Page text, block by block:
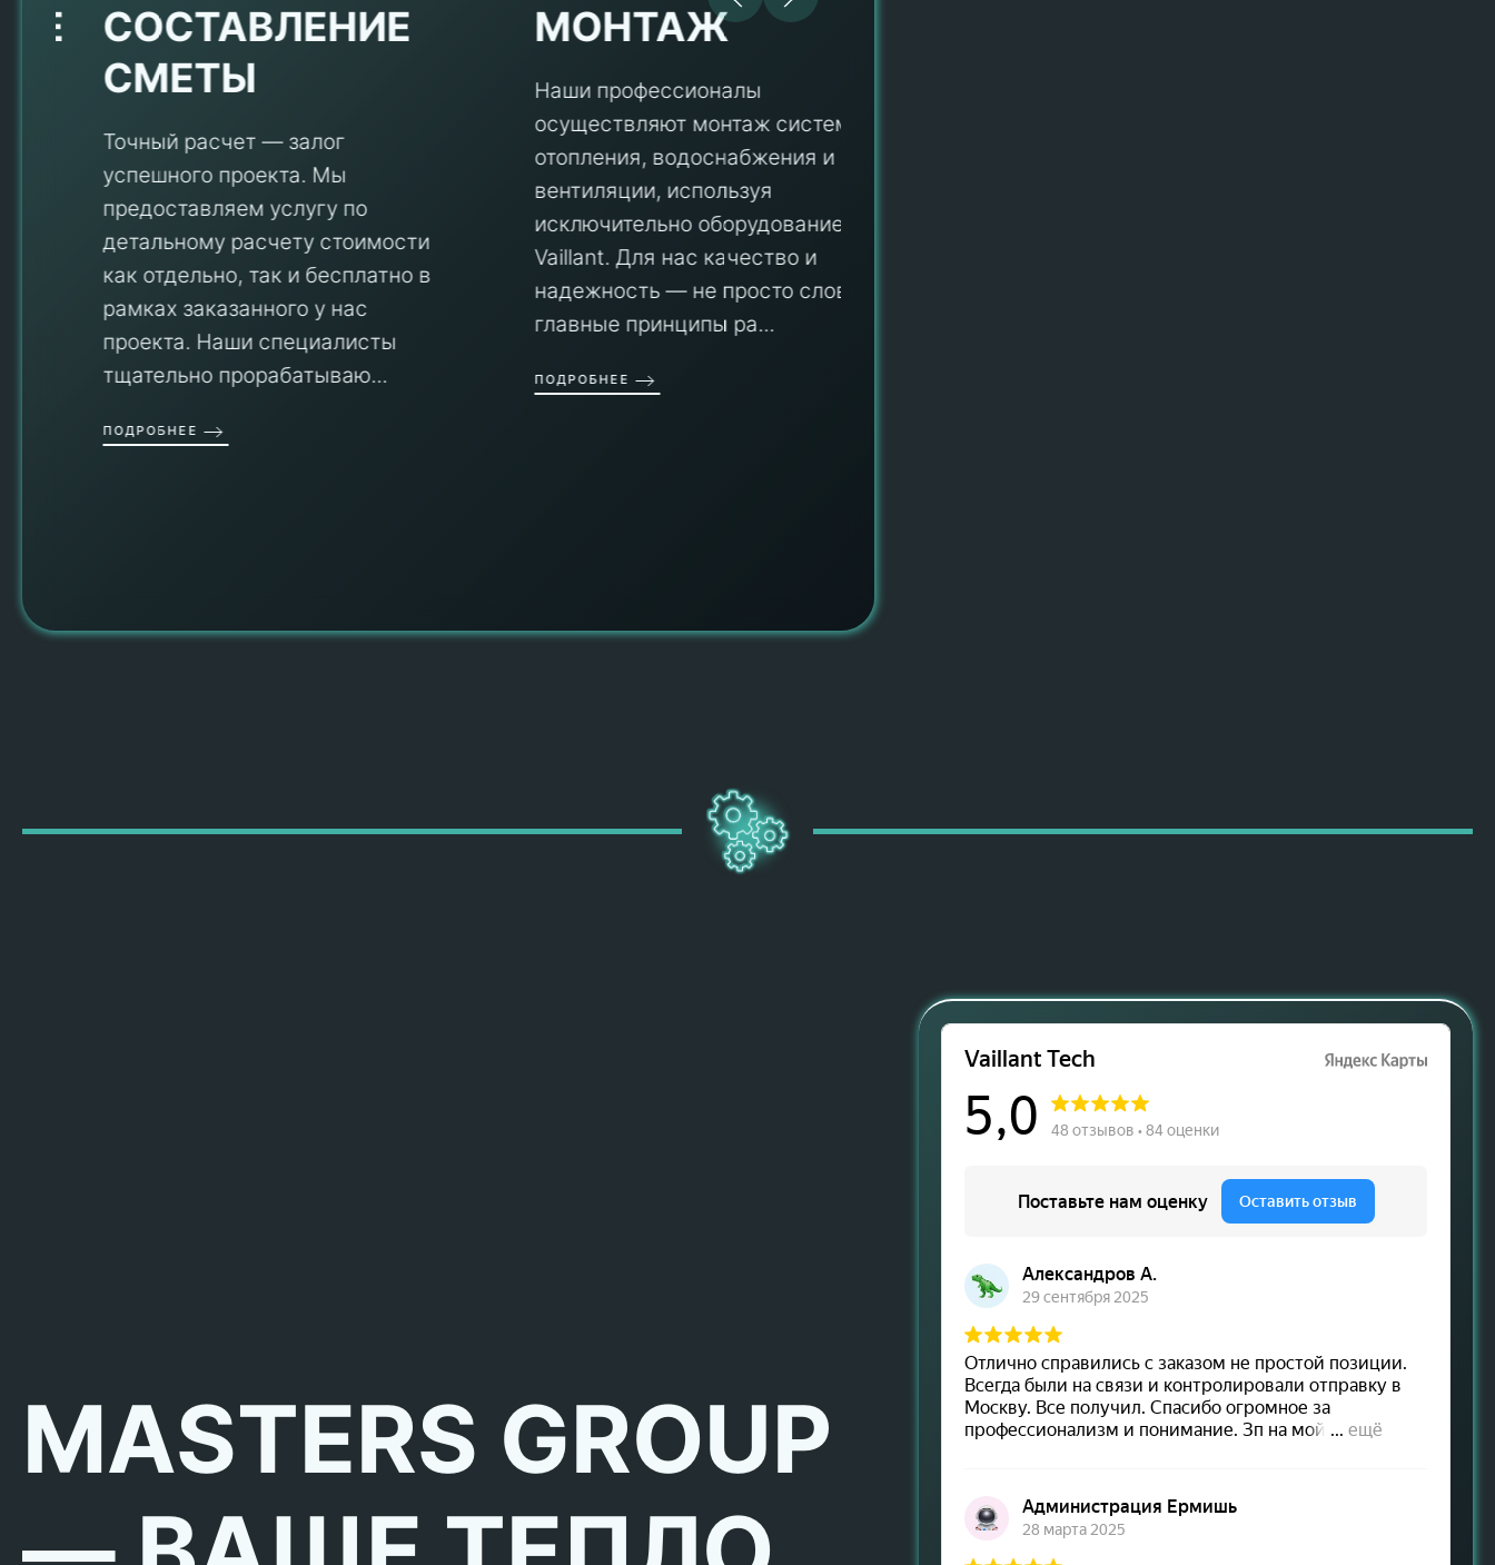
СОСТАВЛЕНИЕ
СМЕТЫ
Точный расчет — залог
успешного проекта. Мы
предоставляем услугу по
детальному расчету стоимости
как отдельно, так и бесплатно в
рамках заказанного у нас
проекта. Наши специалисты
тщательно прорабатываю...
ПОДРОБНЕЕ
МОНТАЖ
Наши профессионалы
осуществляют монтаж систем
отопления, водоснабжения и
вентиляции, используя
исключительно оборудование
Vaillant. Для нас качество и
надежность — не просто слова, а
главные принципы ра...
ПОДРОБНЕЕ
MASTERS GROUP